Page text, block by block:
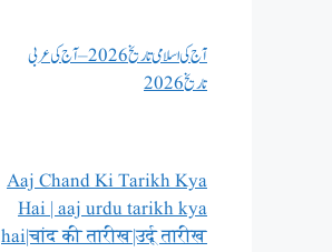
آج کی اسلامی تاریخ 2026 – آج کی عربی
تاریخ 2026
Aaj Chand Ki Tarikh Kya
Hai | aaj urdu tarikh kya
hai|चांद की तारीख|उर्दू तारीख